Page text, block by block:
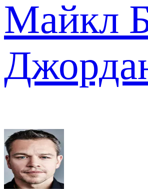
Майкл